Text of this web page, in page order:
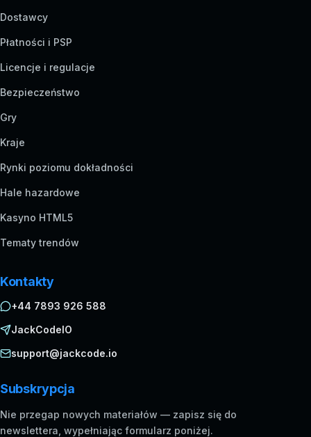
Dostawcy
Płatności i PSP
Licencje i regulacje
Bezpieczeństwo
Gry
Kraje
Rynki poziomu dokładności
Hale hazardowe
Kasyno HTML5
Tematy trendów
Kontakty
+44 7893 926 588
JackCodeIO
support@jackcode.io
Subskrypcja
Nie przegap nowych materiałów — zapisz się do
newslettera, wypełniając formularz poniżej.